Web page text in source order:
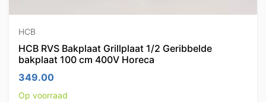
HCB
HCB RVS Bakplaat Grillplaat 1/2 Geribbelde
bakplaat 100 cm 400V Horeca
349.00
Op voorraad